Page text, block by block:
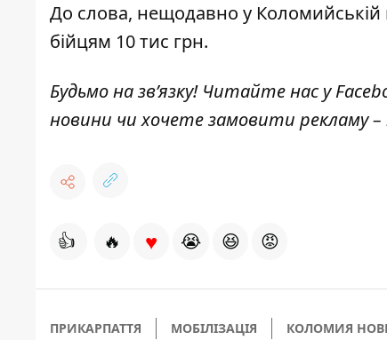
До слова, нещодавно у
бійцям 10 тис грн.
Будьмо на зв’язку! Читайте нас у
новини чи хочете замовити рекламу
👍 🔥 ♥ 😭 😆 😡
ПРИКАРПАТТЯ МОБІЛІЗАЦІЯ КОЛОМИЯ